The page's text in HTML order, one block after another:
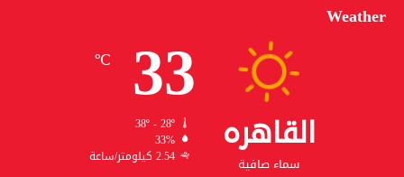
Weather
القاهره
سماء صافية
33
℃
38º - 28º
33%
2.54 كيلومتر/ساعة